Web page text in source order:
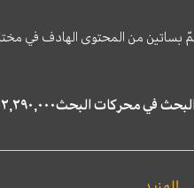
بساتين من المحتوى الهادف في